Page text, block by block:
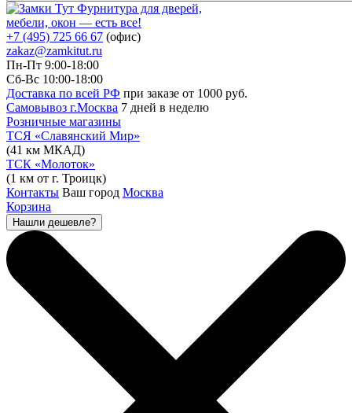
Фурнитура для дверей,
мебели, окон — есть все!
+7 (495) 725 66 67 (офис)
zakaz@zamkitut.ru
Пн-Пт 9:00-18:00
Сб-Вс 10:00-18:00
Доставка по всей РФ при заказе от 1000 руб.
Самовывоз г.Москва 7 дней в неделю
Розничные магазины
ТСЯ «Славянский Мир»
(41 км МКАД)
ТСК «Молоток»
(1 км от г. Троицк)
Контакты Ваш город Москва
Корзина
Нашли дешевле?